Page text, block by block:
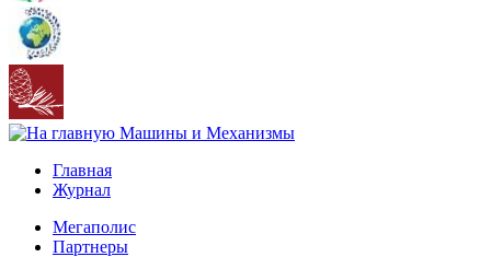
Главная
Журнал
Мегаполис
Партнеры